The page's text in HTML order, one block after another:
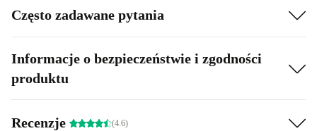
Często zadawane pytania
Informacje o bezpieczeństwie i zgodności
produktu
Recenzje (4.6)